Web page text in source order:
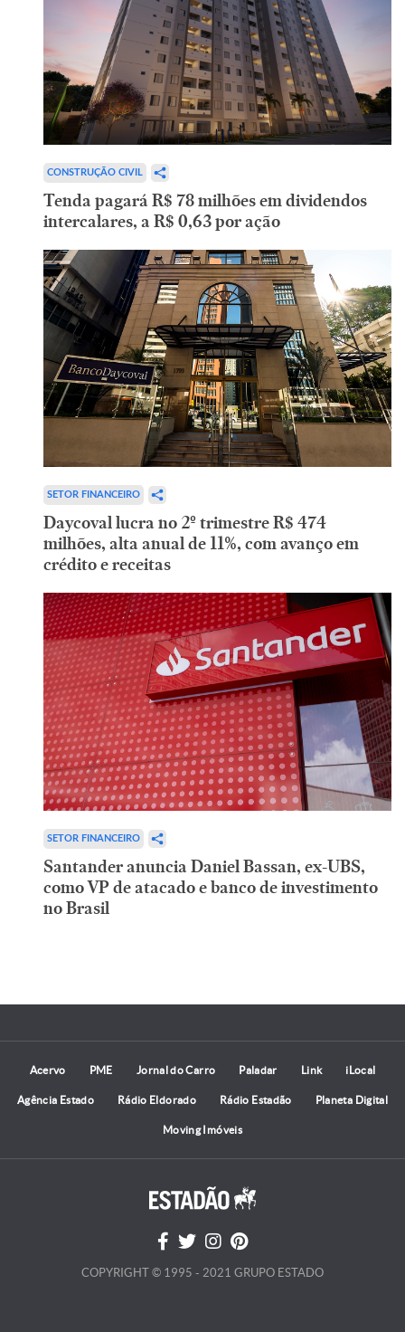
CONSTRUÇÃO CIVIL
Tenda pagará R$ 78 milhões em dividendos
intercalares, a R$ 0,63 por ação
SETOR FINANCEIRO
Daycoval lucra no 2º trimestre R$ 474
milhões, alta anual de 11%, com avanço em
crédito e receitas
SETOR FINANCEIRO
Santander anuncia Daniel Bassan, ex-UBS,
como VP de atacado e banco de investimento
no Brasil
Acervo PME Jornal do Carro Paladar Link iLocal
Agência Estado Rádio Eldorado Rádio Estadão Planeta Digital
Moving Imóveis
COPYRIGHT © 1995 - 2021 GRUPO ESTADO